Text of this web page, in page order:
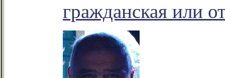
гражданская или